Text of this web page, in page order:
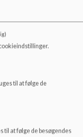
til at følge de
til at følge de besøgendes